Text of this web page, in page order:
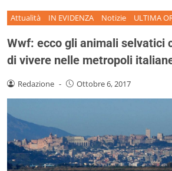
Attualità IN EVIDENZA Notizie ULTIMA
Wwf: ecco gli animali selvatici
di vivere nelle metropoli
Redazione - Ottobre 6, 2017